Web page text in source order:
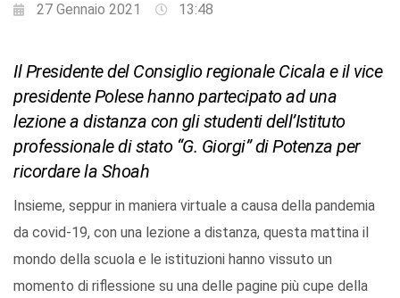
27 Gennaio 2021 13:48
Il Presidente del Consiglio regionale Cicala e il vice
presidente Polese hanno partecipato ad una
lezione a distanza con gli studenti dell’Istituto
professionale di stato “G. Giorgi” di Potenza per
ricordare la Shoah
Insieme, seppur in maniera virtuale a causa della pandemia
da covid-19, con una lezione a distanza, questa mattina il
mondo della scuola e le istituzioni hanno vissuto un
momento di riflessione su una delle pagine più cupe della